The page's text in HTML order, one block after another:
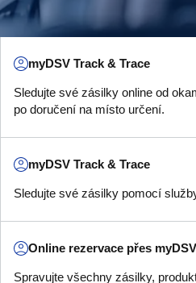
myDSV Track & Trace
Sledujte své zásilky online od
po doručení na místo určení.
myDSV Track & Trace
Sledujte své zásilky pomocí
Online rezervace přes myDSV
Spravujte všechny zásilky,